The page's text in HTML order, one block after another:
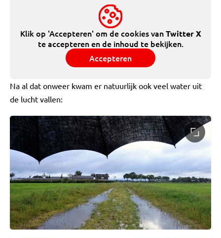
Klik op 'Accepteren' om de cookies vanTwitter X
te accepteren en de inhoud te bekijken.
Accepteren
Na al dat onweer kwam er natuurlijk ook veel water uit
de lucht vallen: